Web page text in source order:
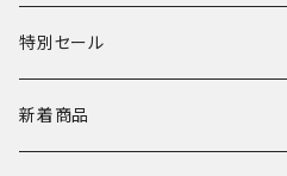
特別セール
新着商品